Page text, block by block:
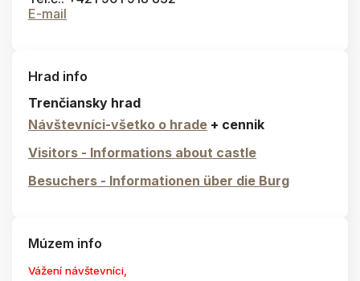
E-mail
Hrad info
Trenčiansky hrad
Návštevníci-všetko o hrade + cennik
Visitors - Informations about castle
Besuchers - Informationen über die Burg
Múzem info
Vážení návštevníci,